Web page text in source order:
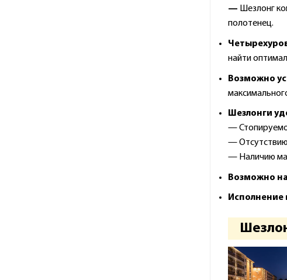
— Шезлонг
полотенец.
найти
Возможно
Шезлонги
—
—
— Наличию
Возможно
Исполнение